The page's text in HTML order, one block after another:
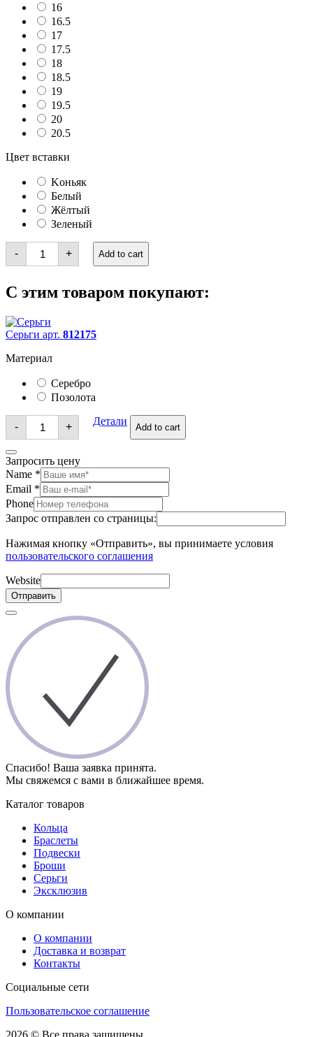
16
16.5
17
17.5
18
18.5
19
19.5
20
20.5
Цвет вставки
Kоньяк
Белый
Жёлтый
Зеленый
-
Кольца
quantity
+ Add to cart
С этим товаром покупают:
Серьги арт. 812175
Материал
Серебро
Позолота
-
Серьги
quantity
+ Детали
Add to cart
Запросить цену
Name *
Email *
Phone
Запрос отправлен со страницы:
Нажимая кнопку «Отправить», вы принимаете условия
пользовательского соглашения
Website
Отправить
Спасибо! Ваша заявка принята.
Мы свяжемся с вами в ближайшее время.
Каталог товаров
Кольца
Браслеты
Подвески
Броши
Серьги
Эксклюзив
О компании
О компании
Доставка и возврат
Контакты
Социальные сети
Пользовательское соглашение
2026 © Все права защищены